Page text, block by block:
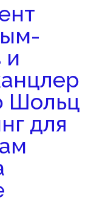
и
Шольц
для